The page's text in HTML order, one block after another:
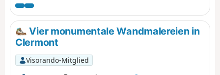
bewaldeten Anhöhen der Gemeinde, vorbei am
Felsvorsprung Rocher du Salut, dann durch die Straßen
und den Park des Thermalviertels mit seiner schönen
Badearchitektur. Auf dem Rückweg nach Clermont
können Sie schließlich das Zentrum von Chamalières
entdecken.
Vier monumentale Wandmalereien in
Clermont
Visorando-Mitglied